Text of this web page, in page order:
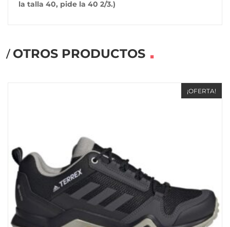
la talla 40, pide la 40 2/3.)
OTROS PRODUCTOS
¡OFERTA!